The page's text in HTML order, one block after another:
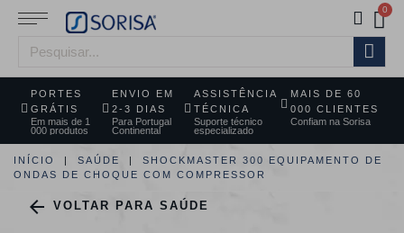
PORTES
GRÁTIS
Em mais de 1
000 produtos
ENVIO EM
2-3 DIAS
Para Portugal
Continental
ASSISTÊNCIA
TÉCNICA
Suporte técnico
especializado
MAIS DE 60
000 CLIENTES
Confiam na Sorisa
INÍCIO SAÚDE
SHOCKMASTER 300 EQUIPAMENTO DE
ONDAS DE CHOQUE COM COMPRESSOR
 VOLTAR PARA SAÚDE